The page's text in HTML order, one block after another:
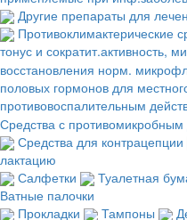
Другие препараты для
Противоклимактерические
тонус и сократит.активность,
восстановления норм.
половых гормонов для
противовоспалительным
Средства с
Средства для контрацепции
лактацию
Салфетки
Туалетная
Ватные палочки
Прокладки
Тампоны